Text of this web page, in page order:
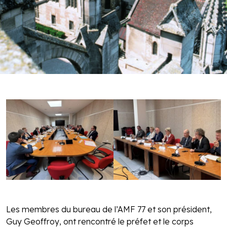
Les membres du bureau de l’AMF 77 et son président,
Guy Geoffroy, ont rencontré le préfet et le corps